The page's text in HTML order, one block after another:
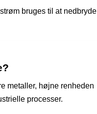
bruges til at nedbryde
metaller, højne renheden
processer.